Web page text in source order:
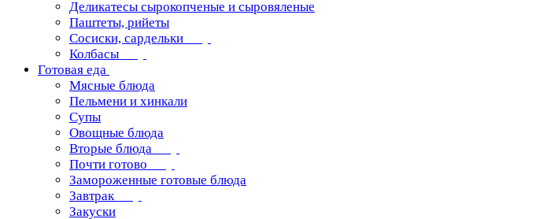
Деликатесы сырокопченые и сыровяленые
Паштеты, рийеты
Сосиски, сардельки
Колбасы
Готовая еда
Мясные блюда
Пельмени и хинкали
Супы
Овощные блюда
Вторые блюда
Почти готово
Замороженные готовые блюда
Завтрак
Закуски